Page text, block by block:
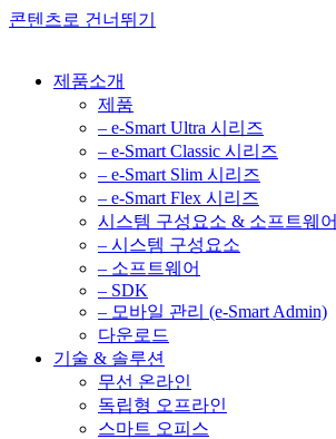
콘텐츠로 건너뛰기
제품소개
제품
– e-Smart Ultra 시리즈
– e-Smart Classic 시리즈
– e-Smart Slim 시리즈
– e-Smart Flex 시리즈
시스템 구성요소 & 소프트웨어
– 시스템 구성요소
– 소프트웨어
– SDK
– 모바일 관리 (e-Smart Admin)
다운로드
기술 & 솔루션
무선 온라인
독립형 오프라인
스마트 오피스